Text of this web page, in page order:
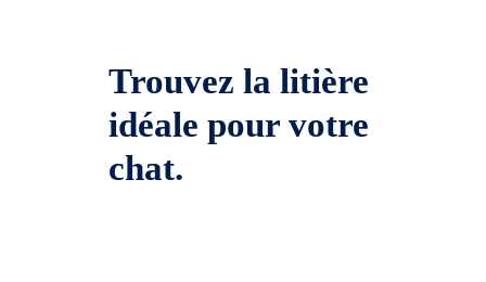
Trouvez la litière
idéale pour votre
chat.